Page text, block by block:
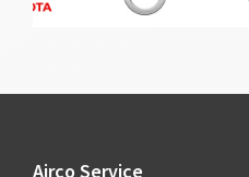
Airco Service